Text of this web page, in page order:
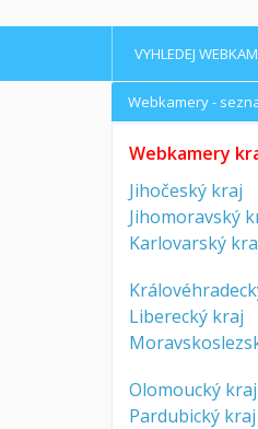
VYHLEDEJ
Webkamery -
Webkamery
Jihočeský kraj
Jihomoravský
Karlovarský
Liberecký kraj
Olomoucký kraj
Pardubický kraj